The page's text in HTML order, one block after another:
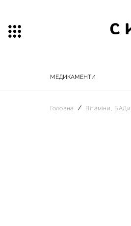
МЕДИКАМЕНТИ
Головна Вітаміни,